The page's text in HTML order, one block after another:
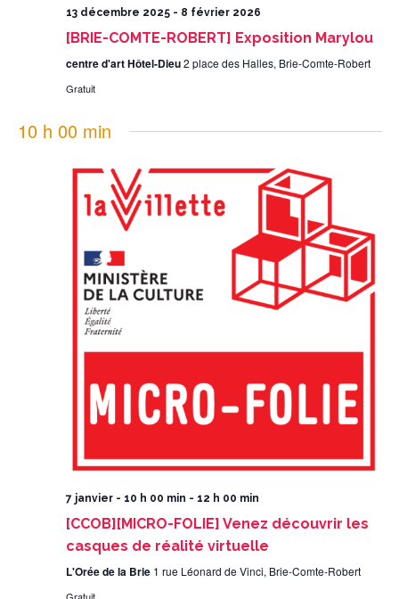
13 décembre 2025- 8 février 2026
[BRIE-COMTE-ROBERT] Exposition Marylou
centre d'art Hôtel-Dieu2 place des Halles, Brie-Comte-Robert
Gratuit
10 h 00 min
7 janvier - 10 h 00 min - 12 h 00 min
[CCOB][MICRO-FOLIE] Venez découvrir les
casques de réalité virtuelle
L'Orée de la Brie 1 rue Léonard de Vinci, Brie-Comte-Robert